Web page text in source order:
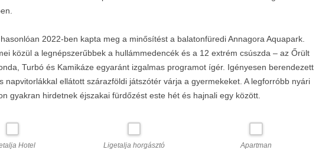
2022-ben kapta meg a minősítést a balatonfüredi Annagora Aquapark.
közül a legnépszerűbbek a hullámmedencék és a 12 extrém csúszda – az Őrült
Turbó és Kamikáze egyaránt izgalmas programot ígér. Igényesen berendezett
napvitorlákkal ellátott szárazföldi játszótér várja a gyermekeket. A legforróbb nyári
gyakran hirdetnek éjszakai fürdőzést este hét és hajnali egy között.
Hotel Ligetalja horgásztó Apartman